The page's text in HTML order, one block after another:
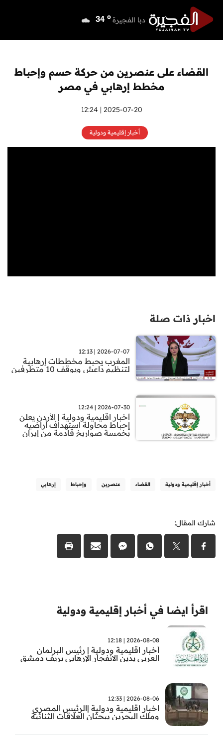
دبا الفجيرة 34 o
أم القيوين 39 o
راس الخيمة 39 o
الفجيرة 33 o
القضاء على عنصرين من حركة حسم وإحباط
مخطط إرهابي في مصر
2025-07-20 | 12:24
أخبار إقليمية ودولية
اخبار ذات صلة
2026-07-07 | 12:13
المغرب يحبط مخططات إرهابية
لتنظيم داعش ويوقف 10 متطرفين
2026-07-30 | 12:24
أخبار اقليمية ودولية | الأردن يعلن
إحباط محاولة استهداف أراضيه
بخمسة صواريخ قادمة من إيران
أخبار إقليمية ودولية القضاء عنصرين وإحباط إرهابي
شارك المقال:
اقرأ ايضا في أخبار إقليمية ودولية
2026-08-08 | 12:18
أخبار اقليمية ودولية | رئيس البرلمان
العربي يدين الانفجار الإرهابي بريف دمشق
2026-08-06 | 12:33
اخبار اقليمية ودولية |الرئيس المصري
وملك البحرين يبحثان العلاقات الثنائية